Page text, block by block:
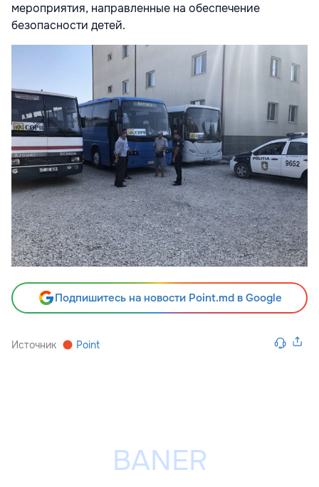
мероприятия, направленные на обеспечение
безопасности детей.
Подпишитесь на новости Point.md в Google
Источник Point